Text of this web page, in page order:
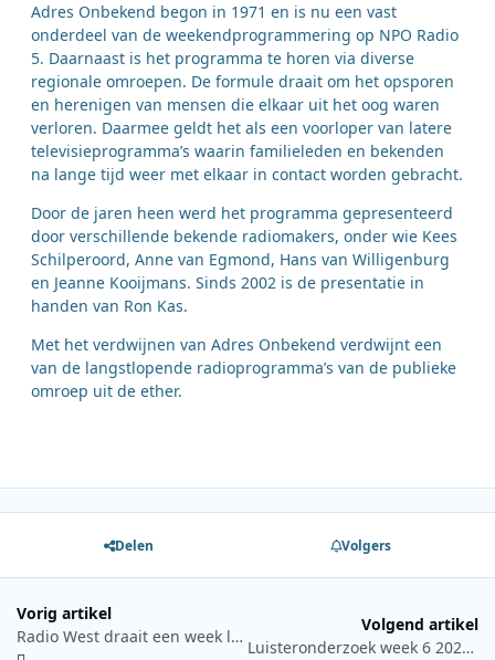
Adres Onbekend begon in 1971 en is nu een vast
onderdeel van de weekendprogrammering op NPO Radio
5. Daarnaast is het programma te horen via diverse
regionale omroepen. De formule draait om het opsporen
en herenigen van mensen die elkaar uit het oog waren
verloren. Daarmee geldt het als een voorloper van latere
televisieprogramma’s waarin familieleden en bekenden
na lange tijd weer met elkaar in contact worden gebracht.
Door de jaren heen werd het programma gepresenteerd
door verschillende bekende radiomakers, onder wie Kees
Schilperoord, Anne van Egmond, Hans van Willigenburg
en Jeanne Kooijmans. Sinds 2002 is de presentatie in
handen van Ron Kas.
Met het verdwijnen van Adres Onbekend verdwijnt een
van de langstlopende radioprogramma’s van de publieke
omroep uit de ether.
Delen Volgers
Vorig artikel
Radio West draait een week lang de beste 70’s-hits
Volgend artikel
Luisteronderzoek week 6 2026: NPO Radio 2 stijgt naar nummer 1, Radio 538 uit de top 5